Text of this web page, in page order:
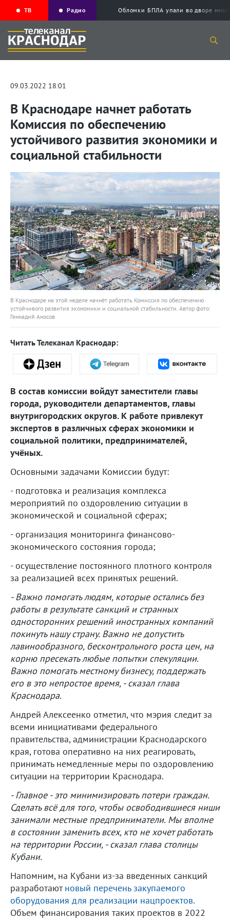
ТВ Радио Обломки БПЛА упали во дворе
09.03.2022 18:01
В Краснодаре начнет работать
Комиссия по обеспечению
устойчивого развития экономики и
социальной стабильности
В Краснодаре на этой неделе начнёт работать Комиссия по обеспечению
устойчивого развития экономики и социальной стабильности. Автор фото:
Геннадий Аносов
Читать Телеканал Краснодар:
В состав комиссии войдут заместители главы
города, руководители департаментов, главы
внутригородских округов. К работе привлекут
экспертов в различных сферах экономики и
социальной политики, предпринимателей,
учёных.
Основными задачами Комиссии будут:
- подготовка и реализация комплекса
мероприятий по оздоровлению ситуации в
экономической и социальной сферах;
- организация мониторинга финансово-
экономического состояния города;
- осуществление постоянного плотного контроля
за реализацией всех принятых решений.
- Важно помогать людям, которые остались без
работы в результате санкций и странных
односторонних решений иностранных компаний
покинуть нашу страну. Важно не допустить
лавинообразного, бесконтрольного роста цен, на
корню пресекать любые попытки спекуляции.
Важно помогать местному бизнесу, поддержать
его в это непростое время, - сказал глава
Краснодара.
Андрей Алексеенко отметил, что мэрия следит за
всеми инициативами федерального
правительства, администрации Краснодарского
края, готова оперативно на них реагировать,
принимать немедленные меры по оздоровлению
ситуации на территории Краснодара.
- Главное - это минимизировать потери граждан.
Сделать всё для того, чтобы освободившиеся ниши
занимали местные предприниматели. Мы вполне
в состоянии заменить всех, кто не хочет работать
на территории России, - сказал глава столицы
Кубани.
Напомним, на Кубани из-за введенных санкций
разработаютновый перечень закупаемого
оборудования для реализации нацпроектов.
Объем финансирования таких проектов в 2022